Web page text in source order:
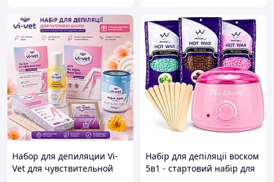
Набор для депиляции Vi-
Vet для чувствительной
Набір для депіляції воском
5в1 - стартовий набір для